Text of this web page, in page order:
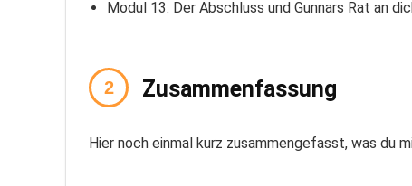
Modul 13: Der Abschluss und Gunnars Rat an
Zusammenfassung
Hier noch einmal kurz zusammengefasst, was du